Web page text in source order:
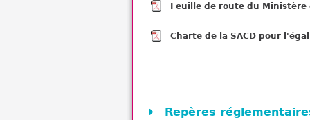
Feuille de route du
Charte de la SACD pour
Repères